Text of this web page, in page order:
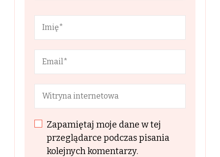
Zapamiętaj moje dane w tej
przeglądarce podczas pisania
kolejnych komentarzy.